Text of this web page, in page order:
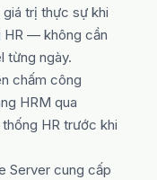
trị thực sự khi
HR — không cần
từng ngày.
chấm công
HRM qua
HR trước khi
Server cung cấp